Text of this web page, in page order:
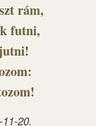
rám,
futni,
20.